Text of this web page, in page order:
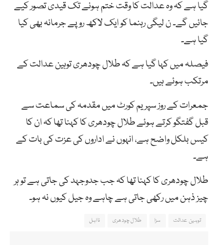
گیا ہے کہ وہ عدالت کا وقت ختم ہونے تک قیدی تصور کیے
جائیں گے۔ ن لیگی رہنما کو ایک لاکھ روپے جرمانہ بھی کیا
گیا ہے۔
فیصلہ میں کہا گیا ہے کہ طلال چودھری توہین عدالت کے
مرتکب ہوئے ہیں۔
جمعرات کے روز سپریم کورٹ میں مقدمہ کی سماعت سے
قبل گفتگو کرتے ہوئے طلال چودھری کا کہنا تھا کہ ان کا
کیس بلکل واضح ہے، انہوں نے اداروں کی عزت کی بات کے
ہے۔
طلال چودھری کا کہنا تھا کہ جب جدوجہد کی جاتی ہے تو ہر
چیز ذہن میں رکھی جاتی ہے چاہے وہ جیل کیوں نہ ہو۔
توہین عدالت سزا طلال چودھری نااہل